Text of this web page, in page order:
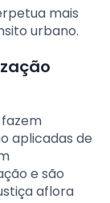
mais
urbano.
fazem
aplicadas de
e são
aflora